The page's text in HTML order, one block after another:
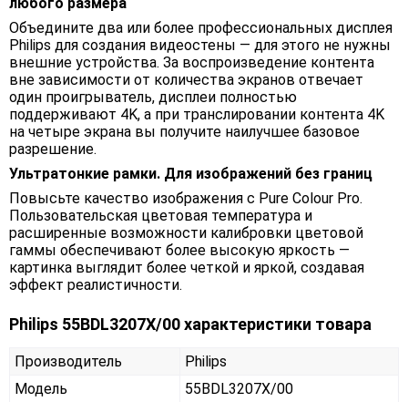
любого размера
Объедините два или более профессиональных дисплея
Philips для создания видеостены — для этого не нужны
внешние устройства. За воспроизведение контента
вне зависимости от количества экранов отвечает
один проигрыватель, дисплеи полностью
поддерживают 4K, а при транслировании контента 4K
на четыре экрана вы получите наилучшее базовое
разрешение.
Ультратонкие рамки. Для изображений без границ
Повысьте качество изображения с Pure Colour Pro.
Пользовательская цветовая температура и
расширенные возможности калибровки цветовой
гаммы обеспечивают более высокую яркость —
картинка выглядит более четкой и яркой, создавая
эффект реалистичности.
Philips 55BDL3207X/00 характеристики товара
Производитель
Philips
Модель
55BDL3207X/00